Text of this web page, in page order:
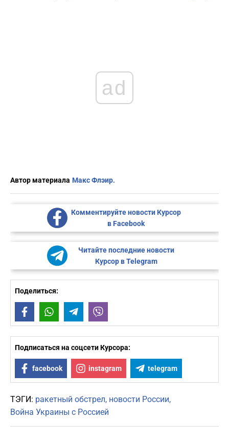
ad
Автор материала Макс Флэир.
Комментируйте новости Курсор
в Facebook
Читайте последние новости
Курсор в Telegram
Поделиться:
FacebookWhatsAppTelegram
Подписаться на соцсети Курсора:
facebook instagram telegram
ТЭГИ: ракетный обстрел новости России
Война Украины с Россией